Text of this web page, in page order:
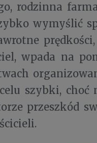
rodzinna
wymyślić
wpada na
szybki, choć
przeszkód